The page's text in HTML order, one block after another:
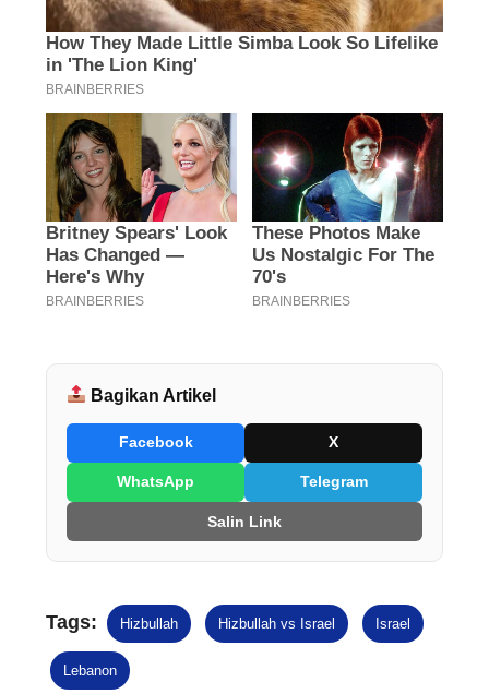
Bagikan Artikel
Facebook X
WhatsApp Telegram
Salin Link
Tags: Hizbullah Hizbullah vs Israel Israel
Lebanon